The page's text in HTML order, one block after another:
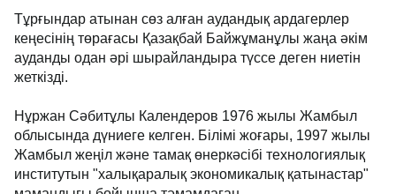
Тұрғындар атынан сөз алған аудандық ардагерлер
кеңесінің төрағасы Қазақбай Байжұманұлы жаңа әкім
ауданды одан әрі шырайландыра түссе деген ниетін
жеткізді.
Нұржан Сәбитұлы Календеров 1976 жылы Жамбыл
облысында дүниеге келген. Білімі жоғары, 1997 жылы
Жамбыл жеңіл және тамақ өнеркәсібі технологиялық
институтын "халықаралық экономикалық қатынастар"